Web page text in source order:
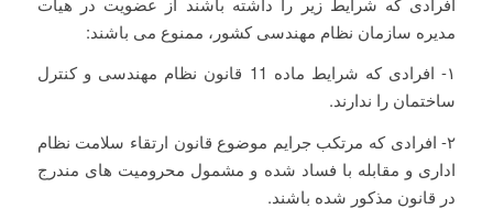
مدیره سازمان نظام مهندسی کشور، ممنوع می باشند:
۱- افرادی که شرایط ماده 11 قانون نظام مهندسی و کنترل
ساختمان را ندارند.
۲- افرادی که مرتکب جرایم موضوع قانون ارتقاء سلامت نظام
اداری و مقابله با فساد شده و مشمول محرومیت های مندرج
در قانون مذکور شده باشند.